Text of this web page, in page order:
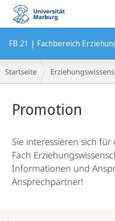
Mobile-
Navigation
FB 21 | Fachbereich
Breadcrumb-
Navigation
Startseite
Promotion
Sie interessieren sich
Fach
Informationen und
Ansprechpartner!